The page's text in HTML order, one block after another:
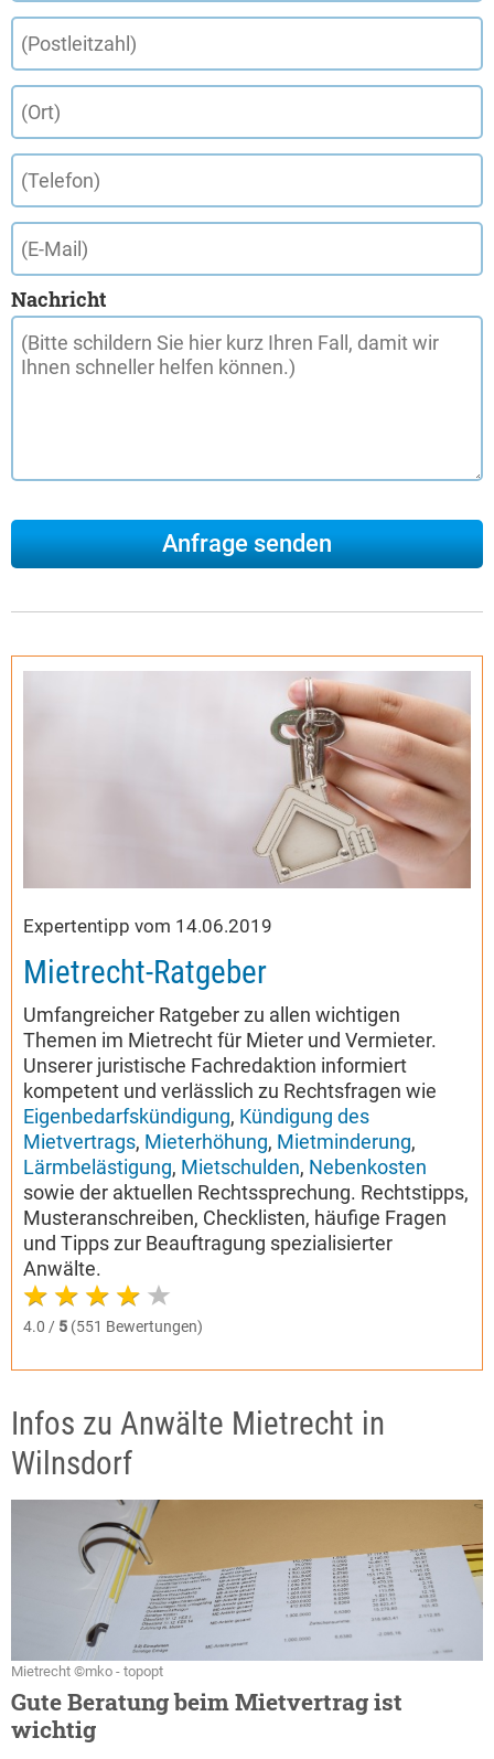
Nachricht
Expertentipp vom 14.06.2019
Mietrecht-Ratgeber
Umfangreicher Ratgeber zu allen wichtigen
Themen im Mietrecht für Mieter und Vermieter.
Unserer juristische Fachredaktion informiert
kompetent und verlässlich zu Rechtsfragen wie
Eigenbedarfskündigung, Kündigung des
Mietvertrags, Mieterhöhung, Mietminderung,
Lärmbelästigung, Mietschulden, Nebenkosten
sowie der aktuellen Rechtssprechung. Rechtstipps,
Musteranschreiben, Checklisten, häufige Fragen
und Tipps zur Beauftragung spezialisierter
Anwälte.
4.0 / 5 (551 Bewertungen)
Infos zu Anwälte Mietrecht in
Wilnsdorf
Mietrecht ©mko - topopt
Gute Beratung beim Mietvertrag ist
wichtig